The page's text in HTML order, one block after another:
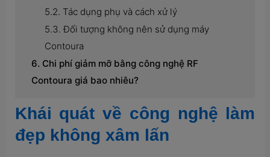
Tác dụng phụ và cách xử lý
Đối tượng không nên sử dụng máy
Contoura
Chi phí giảm mỡ bằng công nghệ RF
Contoura giá bao nhiêu?
Khái quát về công nghệ làm
đẹp không xâm lấn